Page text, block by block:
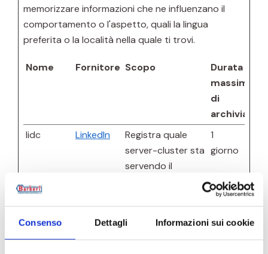
Consenso Dettagli Informazioni sui cookie
memorizzare informazioni che ne influenzano il
comportamento o l'aspetto, quali la lingua
preferita o la località nella quale ti trovi.
Nome Fornitore Scopo
Durata
massima
di
lidc
LinkedIn
Registra quale
server-cluster sta
servendo il
visitatore. Questo
bilanciamento del
carico, al fine di
1
giorno